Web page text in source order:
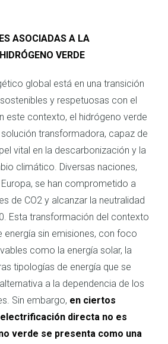
ASOCIADAS A LA
VERDE
global está en una transición
y respetuosas con el
este contexto, el hidrógeno verde
transformadora, capaz de
vital en la descarbonización y la
climático. Diversas naciones,
se han comprometido a
de CO2 y alcanzar la neutralidad
Esta transformación del contexto
energía sin emisiones, con foco
como la energía solar, la
tipologías de energía que se
a la dependencia de los
Sin embargo, en ciertos
directa no es
verde se presenta como una